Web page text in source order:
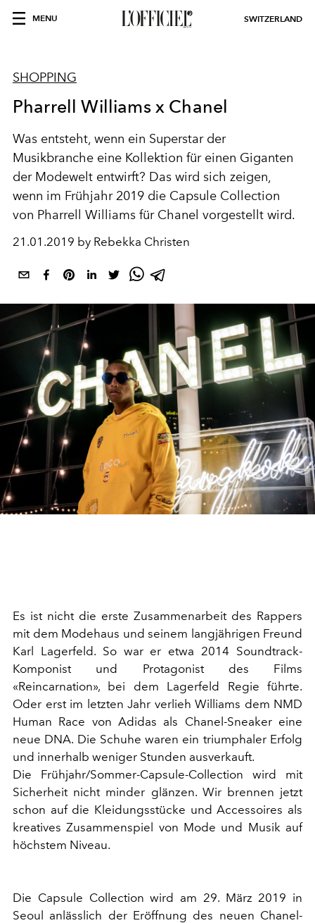
MENU SWITZERLAND
SHOPPING
Pharrell Williams x Chanel
Was entsteht, wenn ein Superstar der
Musikbranche eine Kollektion für einen Giganten
der Modewelt entwirft? Das wird sich zeigen,
wenn im Frühjahr 2019 die Capsule Collection
von Pharrell Williams für Chanel vorgestellt wird.
21.01.2019 by Rebekka Christen
Es ist nicht die erste Zusammenarbeit des Rappers
mit dem Modehaus und seinem langjährigen Freund
Karl Lagerfeld. So war er etwa 2014 Soundtrack-
Komponist und Protagonist des Films
«Reincarnation», bei dem Lagerfeld Regie führte.
Oder erst im letzten Jahr verlieh Williams dem NMD
Human Race von Adidas als Chanel-Sneaker eine
neue DNA. Die Schuhe waren ein triumphaler Erfolg
und innerhalb weniger Stunden ausverkauft.
Die Frühjahr/Sommer-Capsule-Collection wird mit
Sicherheit nicht minder glänzen. Wir brennen jetzt
schon auf die Kleidungsstücke und Accessoires als
kreatives Zusammenspiel von Mode und Musik auf
höchstem Niveau.
Die Capsule Collection wird am 29. März 2019 in
Seoul anlässlich der Eröffnung des neuen Chanel-